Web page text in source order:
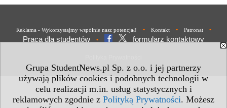
Grupa StudentNews.pl Sp. z o.o. i jej partnerzy
używają plików cookies i podobnych technologii w
celu realizacji m.in. usług statystycznych i
reklamowych zgodnie z Polityką Prywatności. Możesz
Reklama - Wykorzystajmy wspólnie nasz potencjał! • Kontakt • Patronat •
Praca dla studentów • formularz kontaktowy